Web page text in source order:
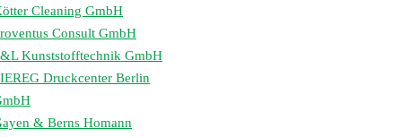
Cleaning GmbH
Consult GmbH
Kunststofftechnik GmbH
Druckcenter Berlin
& Berns Homann